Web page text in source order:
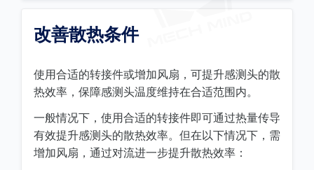
改善散热条件
使用合适的转接件或增加风扇，可提升感测头的散
热效率，保障感测头温度维持在合适范围内。
一般情况下，使用合适的转接件即可通过热量传导
有效提升感测头的散热效率。但在以下情况下，需
增加风扇，通过对流进一步提升散热效率：